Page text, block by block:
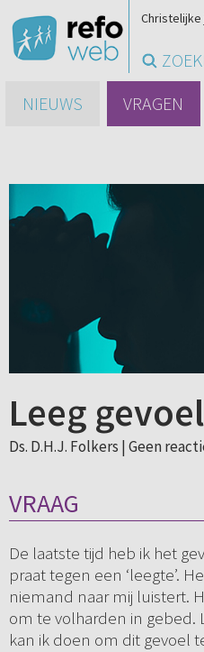
NIEUWS
VRAGEN
Leeg
Ds. D.H.J. Folkers | Geen
VRAAG
De laatste tijd heb ik het
praat tegen een ‘leegte’.
niemand naar mij luistert.
om te volharden in gebed.
kan ik doen om dit gevoel